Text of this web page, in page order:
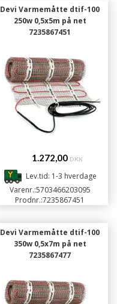
Devi Varmemåtte dtif-100
250w 0,5x5m på net
7235867451
1.272,00 DKK
Lev.tid: 1-3 hverdage
Varenr.:5703466203095
Prodnr.:7235867451
Devi Varmemåtte dtif-100
350w 0,5x7m på net
7235867477